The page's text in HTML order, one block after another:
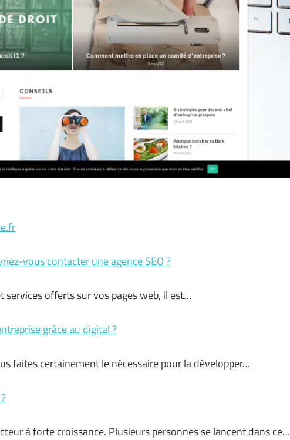
vous contacter une agence SEO ?
services offerts sur vos pages web, il est…
grâce au digital ?
faites certainement le nécessaire pour la développer…
à forte croissance. Plusieurs personnes se lancent dans ce…